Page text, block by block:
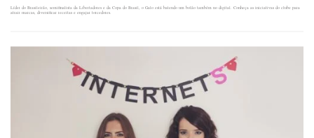
Líder do Brasileirão, semifinalista da Libertadores e da Copa do Brasil, o Galo está batendo um bolão também no digital. Conheça as iniciativas do clube para
atrair marcas, diversificar receitas e engajar torcedores.